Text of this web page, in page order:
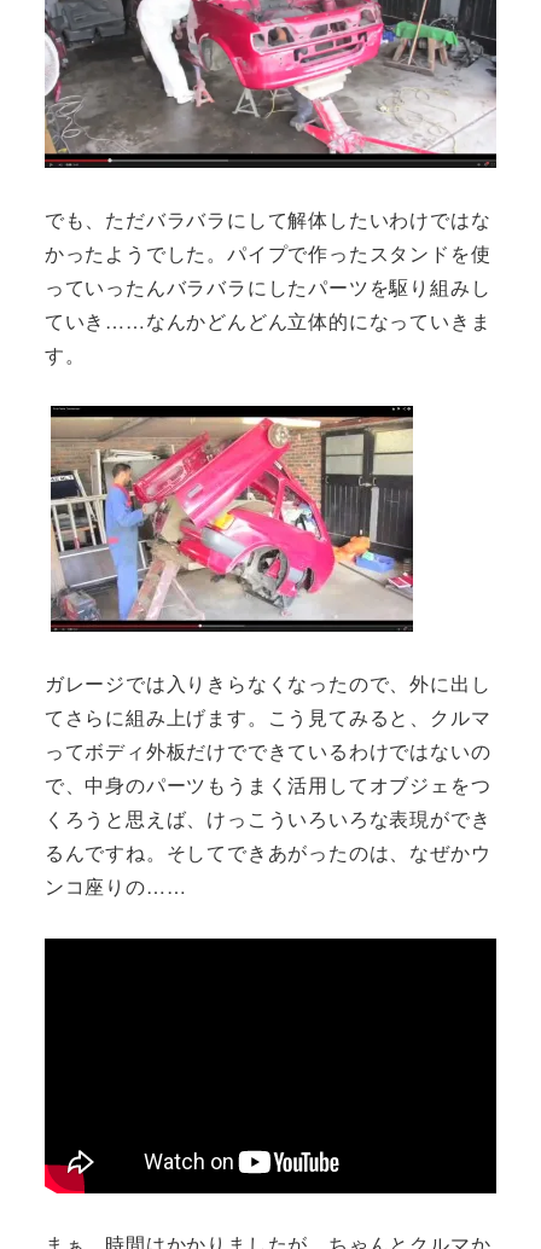
でも、ただバラバラにして解体したいわけではな
かったようでした。パイプで作ったスタンドを使
っていったんバラバラにしたパーツを駆り組みし
ていき……なんかどんどん立体的になっていきま
す。
ガレージでは入りきらなくなったので、外に出し
てさらに組み上げます。こう見てみると、クルマ
ってボディ外板だけでできているわけではないの
で、中身のパーツもうまく活用してオブジェをつ
くろうと思えば、けっこういろいろな表現ができ
るんですね。そしてできあがったのは、なぜかウ
ンコ座りの……